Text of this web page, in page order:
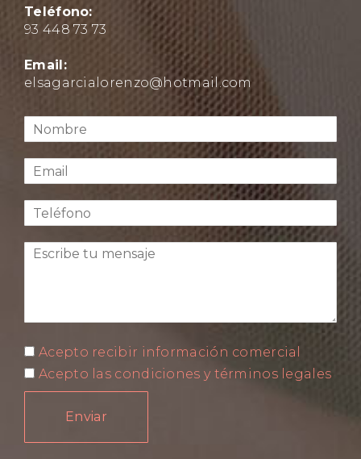
Teléfono:
93 448 73 73
Email:
elsagarcialorenzo@hotmail.com
Acepto recibir información comercial
Acepto las condiciones y términos legales
Enviar